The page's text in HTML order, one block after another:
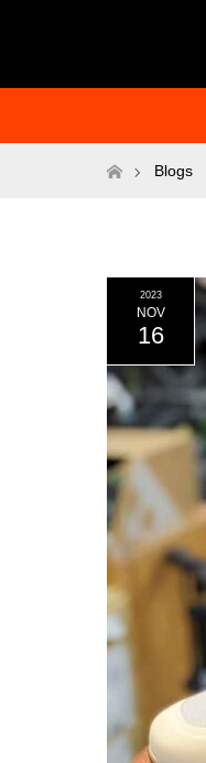
ホームBlogs
2023
NOV
16